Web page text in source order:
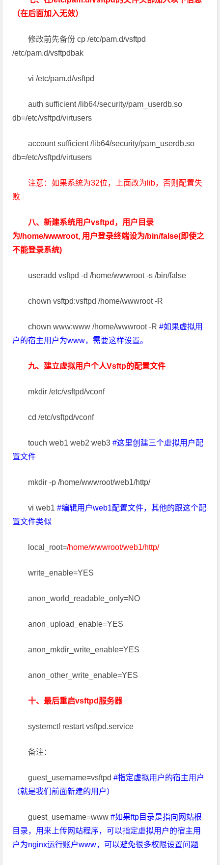
（在后面加入无效）
修改前先备份 cp /etc/pam.d/vsftpd
/etc/pam.d/vsftpdbak
vi /etc/pam.d/vsftpd
auth sufficient /lib64/security/pam_userdb.so
db=/etc/vsftpd/virtusers
account sufficient /lib64/security/pam_userdb.so
db=/etc/vsftpd/virtusers
注意：如果系统为32位，上面改为lib，否则配置失
败
八、新建系统用户vsftpd，用户目录
为/home/wwwroot, 用户登录终端设为/bin/false(即使之
不能登录系统)
useradd vsftpd -d /home/wwwroot -s /bin/false
chown vsftpd:vsftpd /home/wwwroot -R
chown www:www /home/wwwroot -R#如果虚拟用
户的宿主用户为www，需要这样设置。
九、建立虚拟用户个人Vsftp的配置文件
mkdir /etc/vsftpd/vconf
cd /etc/vsftpd/vconf
touch web1 web2 web3#这里创建三个虚拟用户配
置文件
mkdir -p /home/wwwroot/web1/http/
vi web1#编辑用户web1配置文件，其他的跟这个配
置文件类似
local_root=/home/wwwroot/web1/http/
write_enable=YES
anon_world_readable_only=NO
anon_upload_enable=YES
anon_mkdir_write_enable=YES
anon_other_write_enable=YES
十、最后重启vsftpd服务器
systemctl restart vsftpd.service
备注：
guest_username=vsftpd#指定虚拟用户的宿主用户
（就是我们前面新建的用户）
guest_username=www#如果ftp目录是指向网站根
目录，用来上传网站程序，可以指定虚拟用户的宿主用
户为nginx运行账户www，可以避免很多权限设置问题